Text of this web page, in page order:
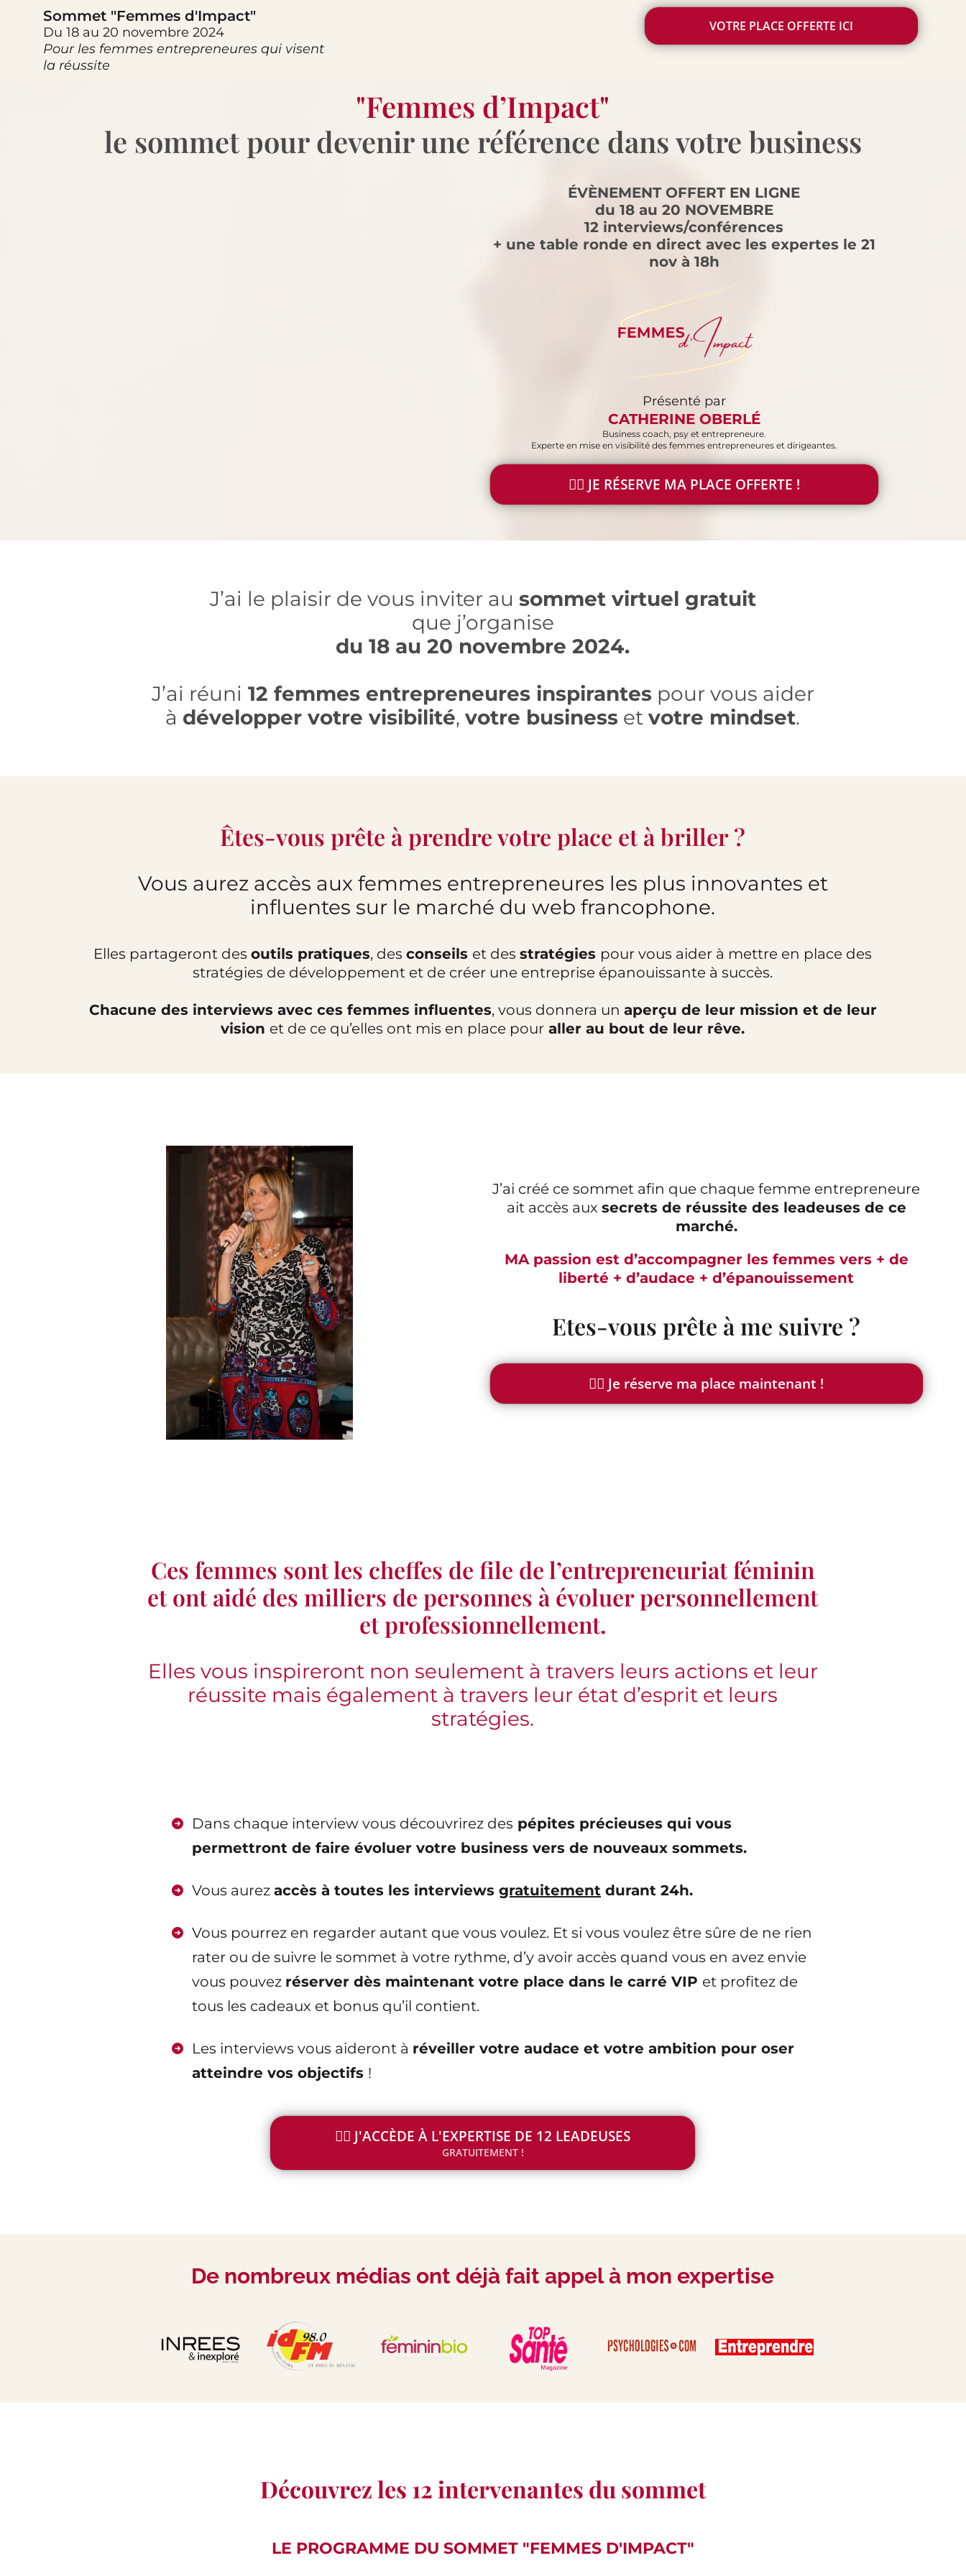
Sommet "Femmes d'Impact"
Du 18 au 20 novembre 2024
Pour les femmes entrepreneures qui visent
la réussite
VOTRE PLACE OFFERTE ICI
"Femmes d’Impact"
le sommet pour devenir une référence dans votre business
ÉVÈNEMENT OFFERT EN LIGNE
du 18 au 20 NOVEMBRE
12 interviews/conférences
+ une table ronde en direct avec les expertes le 21
nov à 18h
Présenté par
CATHERINE OBERLÉ
Business coach, psy et entrepreneure.
Experte en mise en visibilité des femmes entrepreneures et dirigeantes.
👉🏻 JE RÉSERVE MA PLACE OFFERTE !
J’ai le plaisir de vous inviter au sommet virtuel gratuit
que j’organise
du 18 au 20 novembre 2024.
J’ai réuni 12 femmes entrepreneures inspirantespour vous aider
à développer votre visibilité,votre business etvotre mindset.
Êtes-vous prête à prendre votre place et à briller ?
Vous aurez accès aux femmes entrepreneures les plus innovantes et
influentes sur le marché du web francophone.
Elles partageront desoutils pratiques, desconseils et desstratégies pour vous aider à mettre en place des
stratégies de développement et de créer une entreprise épanouissante à succès.
Chacune des interviews avec ces femmes influentes, vous donnera un aperçu de leur mission et de leur
vision et de ce qu’elles ont mis en place pour aller au bout de leur rêve.
J’ai créé ce sommet afin que chaque femme entrepreneure
ait accès aux secrets de réussite des leadeuses de ce
marché.
MA passion est d’accompagner les femmes vers + de
liberté + d’audace + d’épanouissement
Etes-vous prête à me suivre ?
👉🏻 Je réserve ma place maintenant !
Ces femmes sont les cheffes de file de l’entrepreneuriat féminin
et ont aidé des milliers de personnes à évoluer personnellement
et professionnellement.
Elles vous inspireront non seulement à travers leurs actions et leur
réussite mais également à travers leur état d’esprit et leurs
stratégies.
Dans chaque interview vous découvrirez des pépites précieuses qui vous
permettront de faire évoluer votre business vers de nouveaux sommets.
Vous aurez accès à toutes les interviews gratuitement durant 24h.
Vous pourrez en regarder autant que vous voulez. Et si vous voulez être sûre de ne rien
rater ou de suivre le sommet à votre rythme, d’y avoir accès quand vous en avez envie
vous pouvez réserver dès maintenant votre place dans le carré VIP et profitez de
tous les cadeaux et bonus qu’il contient.
Les interviews vous aideront à réveiller votre audace et votre ambition pour oser
atteindre vos objectifs !
👉🏻 J'ACCÈDE À L'EXPERTISE DE 12 LEADEUSES
GRATUITEMENT !
De nombreux médias ont déjà fait appel à mon expertise
Découvrez les 12 intervenantes du sommet
LE PROGRAMME DU SOMMET "FEMMES D'IMPACT"